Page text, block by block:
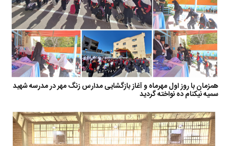
همزمان با روز اول مهرماه و آغاز بازگشایی مدارس زنگ مهر در مدرسه شهید
سمیه نیکنام ده نواخته گردید